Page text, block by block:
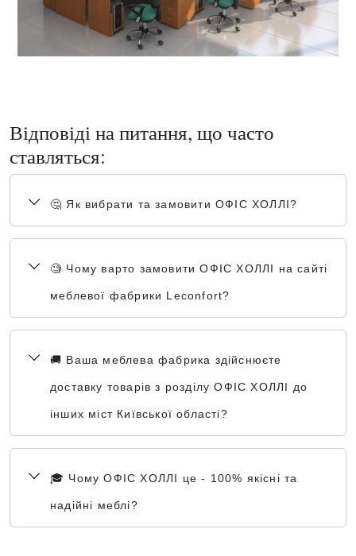
Відповіді на питання, що часто
ставляться:
🤔 Як вибрати та замовити ОФІС ХОЛЛІ?
🧐 Чому варто замовити ОФІС ХОЛЛІ на сайті
меблевої фабрики Leconfort?
🚚 Ваша меблева фабрика здійснюєте
доставку товарів з розділу ОФІС ХОЛЛІ до
інших міст Київської області?
🎓 Чому ОФІС ХОЛЛІ це - 100% якісні та
надійні меблі?